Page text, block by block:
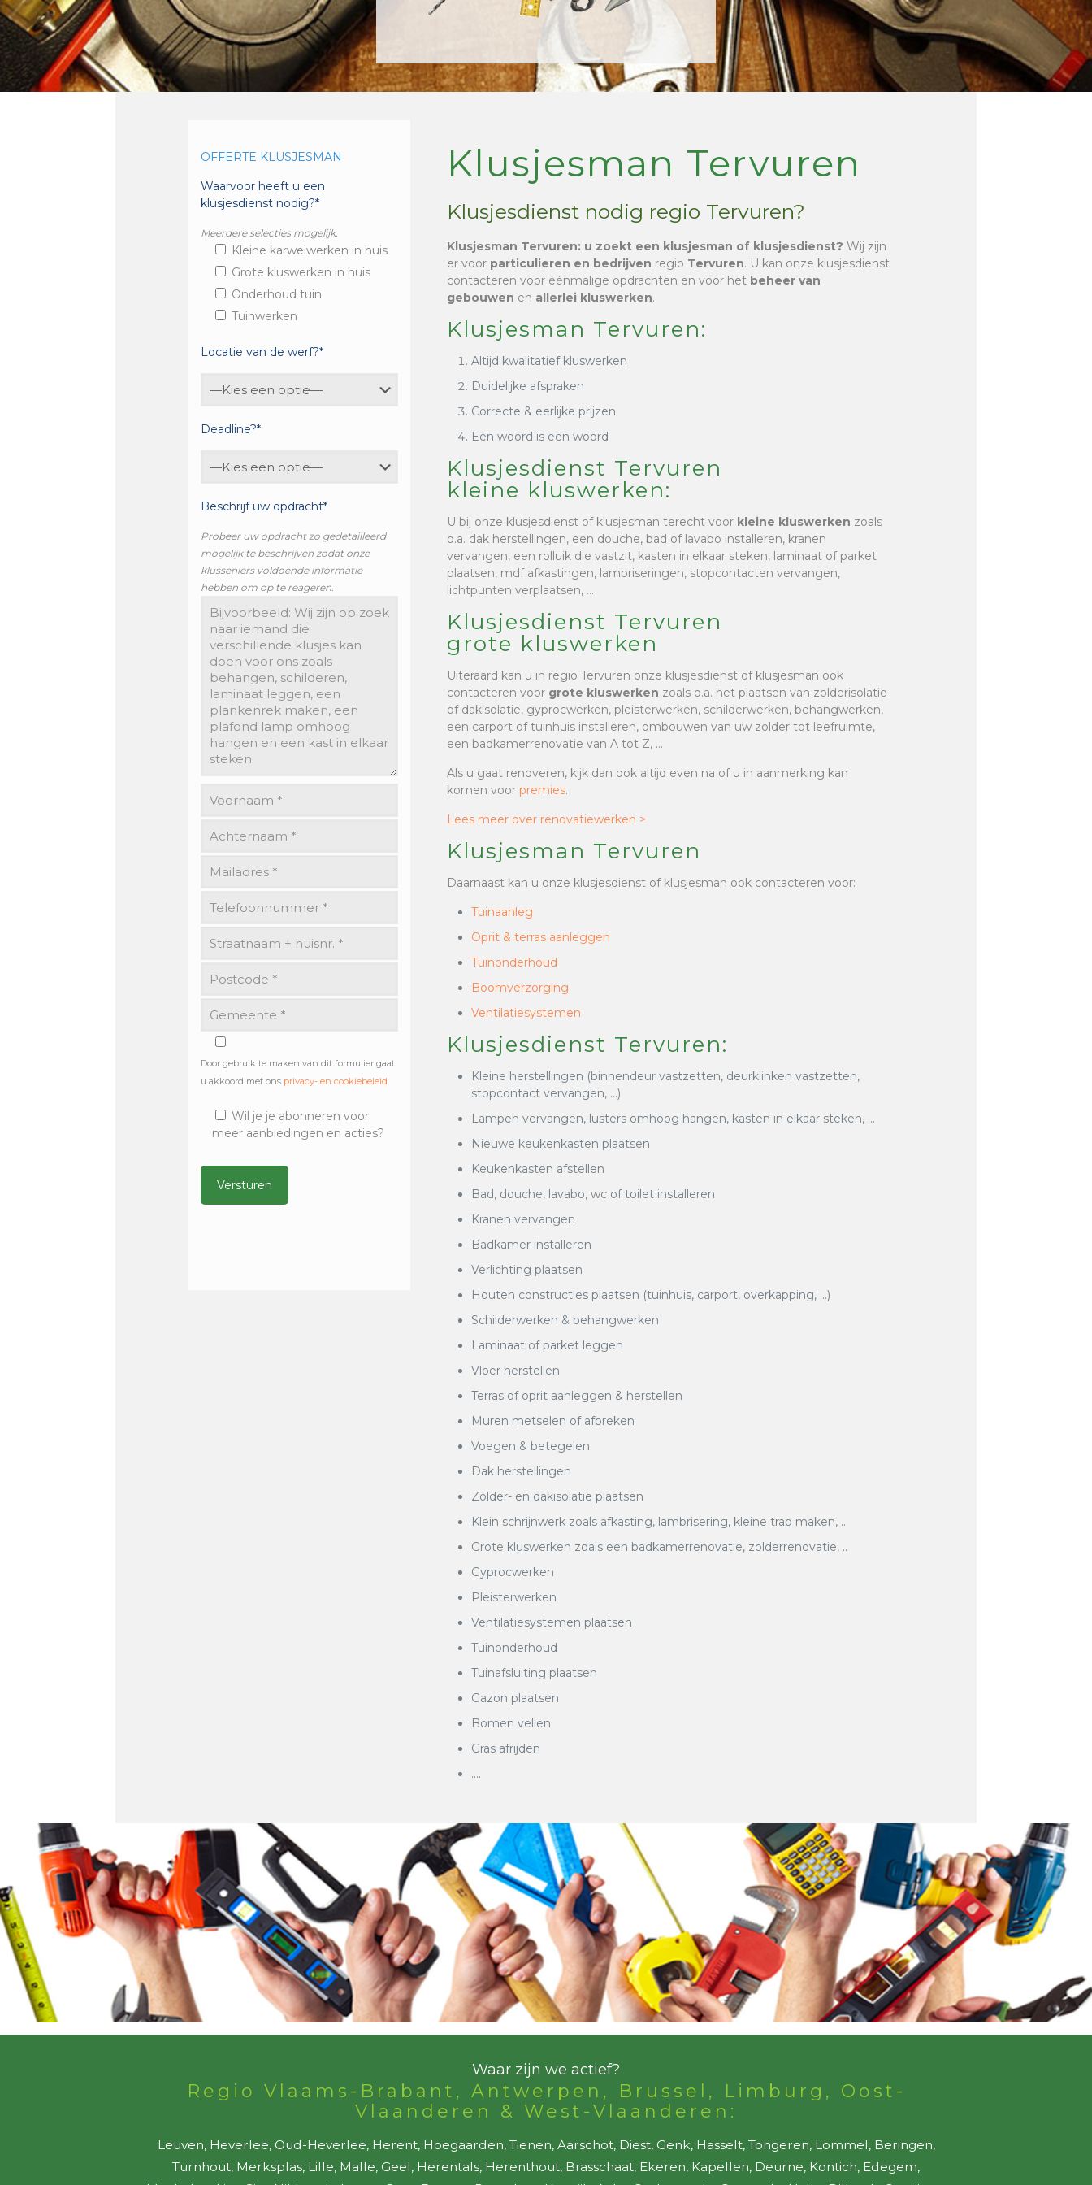
OFFERTE KLUSJESMAN
Waarvoor heeft u een
klusjesdienst nodig?*
Meerdere selecties mogelijk.
Kleine karweiwerken in huis
Grote kluswerken in huis
Onderhoud tuin
Tuinwerken
Locatie van de werf?*
Deadline?*
Beschrijf uw opdracht*
Probeer uw opdracht zo gedetailleerd
mogelijk te beschrijven zodat onze
klusseniers voldoende informatie
hebben om op te reageren.
Door gebruik te maken van dit formulier gaat
u akkoord met ons privacy- en cookiebeleid.
Wil je je abonneren voor
meer aanbiedingen en acties?
Klusjesman Tervuren
Klusjesdienst nodig regio Tervuren?
Klusjesman Tervuren: u zoekt een klusjesman of klusjesdienst? Wij zijn
er voor particulieren en bedrijven regio Tervuren. U kan onze klusjesdienst
contacteren voor éénmalige opdrachten en voor het beheer van
gebouwen en allerlei kluswerken.
Klusjesman Tervuren:
Altijd kwalitatief kluswerken
Duidelijke afspraken
Correcte & eerlijke prijzen
Een woord is een woord
Klusjesdienst Tervuren
kleine kluswerken:
U bij onze klusjesdienst of klusjesman terecht voor kleine kluswerken zoals
o.a. dak herstellingen, een douche, bad of lavabo installeren, kranen
vervangen, een rolluik die vastzit, kasten in elkaar steken, laminaat of parket
plaatsen, mdf afkastingen, lambriseringen, stopcontacten vervangen,
lichtpunten verplaatsen, …
Klusjesdienst Tervuren
grote kluswerken
Uiteraard kan u in regio Tervuren onze klusjesdienst of klusjesman ook
contacteren voor grote kluswerken zoals o.a. het plaatsen van zolderisolatie
of dakisolatie, gyprocwerken, pleisterwerken, schilderwerken, behangwerken,
een carport of tuinhuis installeren, ombouwen van uw zolder tot leefruimte,
een badkamerrenovatie van A tot Z, …
Als u gaat renoveren, kijk dan ook altijd even na of u in aanmerking kan
komen voorpremies.
Lees meer over renovatiewerken >
Klusjesman Tervuren
Daarnaast kan u onze klusjesdienst of klusjesman ook contacteren voor:
Tuinaanleg
Oprit & terras aanleggen
Tuinonderhoud
Boomverzorging
Ventilatiesystemen
Klusjesdienst Tervuren:
Kleine herstellingen (binnendeur vastzetten, deurklinken vastzetten,
stopcontact vervangen, …)
Lampen vervangen, lusters omhoog hangen, kasten in elkaar steken, …
Nieuwe keukenkasten plaatsen
Keukenkasten afstellen
Bad, douche, lavabo, wc of toilet installeren
Kranen vervangen
Badkamer installeren
Verlichting plaatsen
Houten constructies plaatsen (tuinhuis, carport, overkapping, …)
Schilderwerken & behangwerken
Laminaat of parket leggen
Vloer herstellen
Terras of oprit aanleggen & herstellen
Muren metselen of afbreken
Voegen & betegelen
Dak herstellingen
Zolder- en dakisolatie plaatsen
Klein schrijnwerk zoals afkasting, lambrisering, kleine trap maken, ..
Grote kluswerken zoals een badkamerrenovatie, zolderrenovatie, ..
Gyprocwerken
Pleisterwerken
Ventilatiesystemen plaatsen
Tuinonderhoud
Tuinafsluiting plaatsen
Gazon plaatsen
Bomen vellen
Gras afrijden
….
Waar zijn we actief?
Regio Vlaams-Brabant, Antwerpen, Brussel, Limburg, Oost-
Vlaanderen & West-Vlaanderen:
Leuven, Heverlee, Oud-Heverlee, Herent, Hoegaarden, Tienen, Aarschot, Diest, Genk, Hasselt, Tongeren, Lommel, Beringen,
Turnhout, Merksplas, Lille, Malle, Geel, Herentals, Herenthout, Brasschaat, Ekeren, Kapellen, Deurne, Kontich, Edegem,